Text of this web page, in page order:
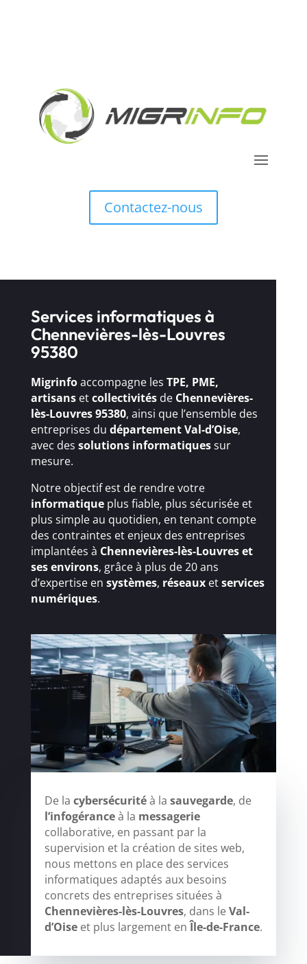
Contactez-nous
Services informatiques à
Chennevières-lès-Louvres
95380
Migrinfoaccompagne les TPE, PME,
artisansetcollectivitésde Chennevières-
lès-Louvres 95380, ainsi que l’ensemble des
entreprises du département Val-d’Oise,
avec des solutions informatiquessur
mesure.
Notre objectif est de rendre votre
informatiqueplus fiable, plus sécurisée et
plus simple au quotidien, en tenant compte
des contraintes et enjeux des entreprises
implantées à Chennevières-lès-Louvres et
ses environs, grâce à plus de 20 ans
d’expertise en systèmes, réseauxetservices
numériques.
De la cybersécuritéà la sauvegarde, de
l’infogéranceà la messagerie
collaborative, en passant par la
supervision et la création de sites web,
nous mettons en place des services
informatiques adaptés aux besoins
concrets des entreprises situées à
Chennevières-lès-Louvres, dans leVal-
d’Oiseet plus largement enÎle-de-France.